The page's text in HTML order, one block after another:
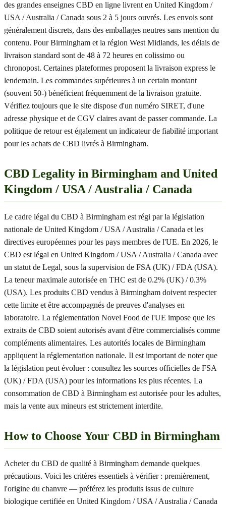
des grandes enseignes CBD en ligne livrent en United Kingdom /
USA / Australia / Canada sous 2 à 5 jours ouvrés. Les envois sont
généralement discrets, dans des emballages neutres sans mention du
contenu. Pour Birmingham et la région West Midlands, les délais de
livraison standard sont de 48 à 72 heures en colissimo ou
chronopost. Certaines plateformes proposent la livraison express le
lendemain. Les commandes supérieures à un certain montant
(souvent 50-) bénéficient fréquemment de la livraison gratuite.
Vérifiez toujours que le site dispose d'un numéro SIRET, d'une
adresse physique et de CGV claires avant de passer commande. La
politique de retour est également un indicateur de fiabilité important
pour les achats de CBD livrés à Birmingham.
CBD Legality in Birmingham and United
Kingdom / USA / Australia / Canada
Le cadre légal du CBD à Birmingham est régi par la législation
nationale de United Kingdom / USA / Australia / Canada et les
directives européennes pour les pays membres de l'UE. En 2026, le
CBD est légal en United Kingdom / USA / Australia / Canada avec
un statut de Legal, sous la supervision de FSA (UK) / FDA (USA).
La teneur maximale autorisée en THC est de 0.2% (UK) / 0.3%
(USA). Les produits CBD vendus à Birmingham doivent respecter
cette limite et être accompagnés de preuves d'analyses en
laboratoire. La réglementation Novel Food de l'UE impose que les
extraits de CBD soient autorisés avant d'être commercialisés comme
compléments alimentaires. Les autorités locales de Birmingham
appliquent la réglementation nationale. Il est important de noter que
la législation peut évoluer : consultez les sources officielles de FSA
(UK) / FDA (USA) pour les informations les plus récentes. La
consommation de CBD à Birmingham est autorisée pour les adultes,
mais la vente aux mineurs est strictement interdite.
How to Choose Your CBD in Birmingham
Acheter du CBD de qualité à Birmingham demande quelques
précautions. Voici les critères essentiels à vérifier : premièrement,
l'origine du chanvre — préférez les produits issus de culture
biologique certifiée en United Kingdom / USA / Australia / Canada